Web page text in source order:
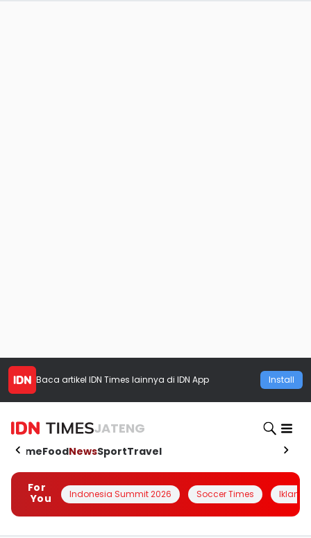
Baca artikel IDN Times lainnya di IDN App Install
JATENG
HomeFoodNewsSportTravel
For
You
Indonesia Summit 2026 Soccer Times Iklanin